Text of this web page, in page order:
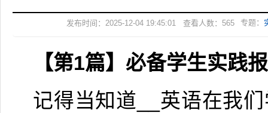
发布时间：2025-12-04 19:45:01 查看人数： 565 专题：
【第1篇】必备学生实践
记得当知道__英语在我